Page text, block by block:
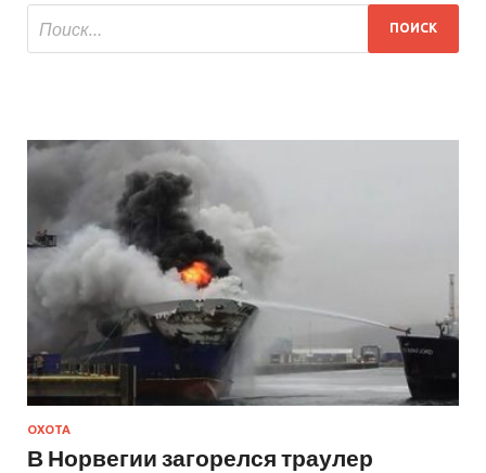
ОХОТА
В Норвегии загорелся траулер